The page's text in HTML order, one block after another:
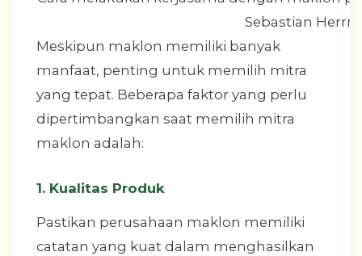
Sebastian
Meskipun maklon memiliki banyak
manfaat, penting untuk memilih mitra
yang tepat. Beberapa faktor yang perlu
dipertimbangkan saat memilih mitra
maklon adalah:
1. Kualitas Produk
Pastikan perusahaan maklon memiliki
catatan yang kuat dalam menghasilkan